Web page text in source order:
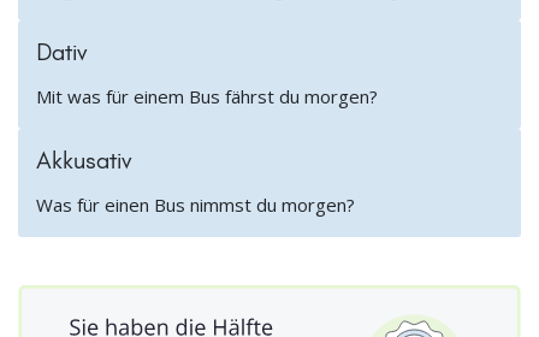
Dativ
Mit was für einem Bus fährst du morgen?
Akkusativ
Was für einen Bus nimmst du morgen?